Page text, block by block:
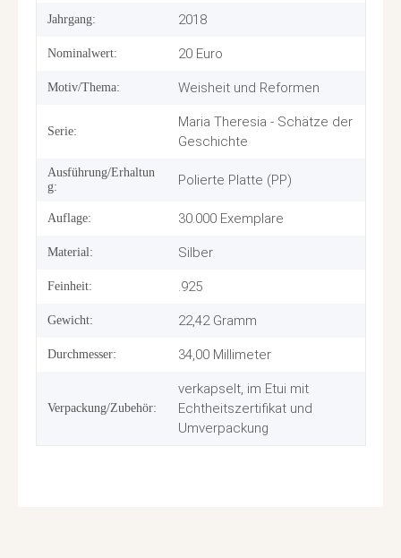
Jahrgang: 2018
Nominalwert: 20 Euro
Motiv/Thema: Weisheit und Reformen
Serie:
Maria Theresia - Schätze der
Geschichte
Ausführung/Erhaltun
g:
Polierte Platte (PP)
Auflage: 30.000 Exemplare
Material: Silber
Feinheit: .925
Gewicht: 22,42 Gramm
Durchmesser: 34,00 Millimeter
Verpackung/Zubehör:
verkapselt, im Etui mit
Echtheitszertifikat und
Umverpackung